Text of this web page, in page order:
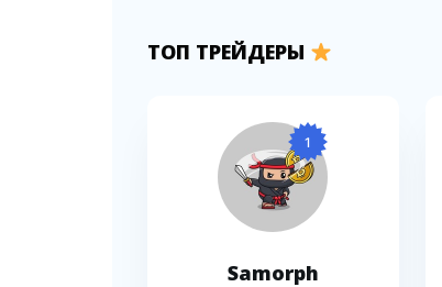
ТОП ТРЕЙДЕРЫ
1
Samorph